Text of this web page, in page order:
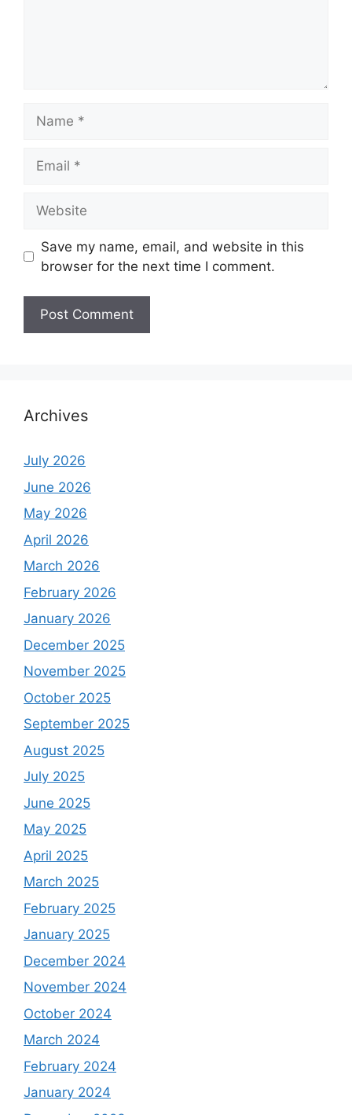
Save my name, email, and website in this
browser for the next time I comment.
Archives
July 2026
June 2026
May 2026
April 2026
March 2026
February 2026
January 2026
December 2025
November 2025
October 2025
September 2025
August 2025
July 2025
June 2025
May 2025
April 2025
March 2025
February 2025
January 2025
December 2024
November 2024
October 2024
March 2024
February 2024
January 2024